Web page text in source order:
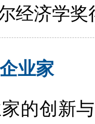
经济学
业家
的创新